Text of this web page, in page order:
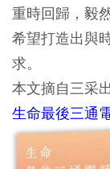
重時回歸，毅
希望打造出與
求。
本文摘自三采
生命最後三通